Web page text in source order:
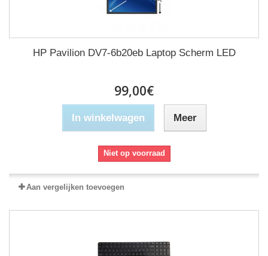
HP Pavilion DV7-6b20eb Laptop Scherm LED
99,00€
In winkelwagen Meer
Niet op voorraad
Aan vergelijken toevoegen